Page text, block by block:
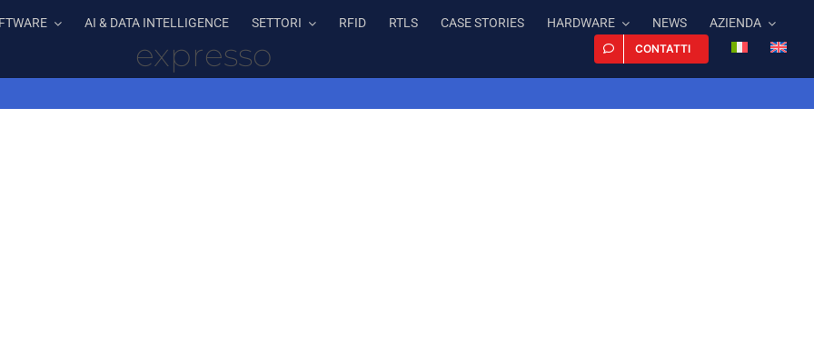
AI & DATA INTELLIGENCE SETTORI RFID RTLS CASE STORIES HARDWARE NEWS AZIENDA
CONTATTI
expresso